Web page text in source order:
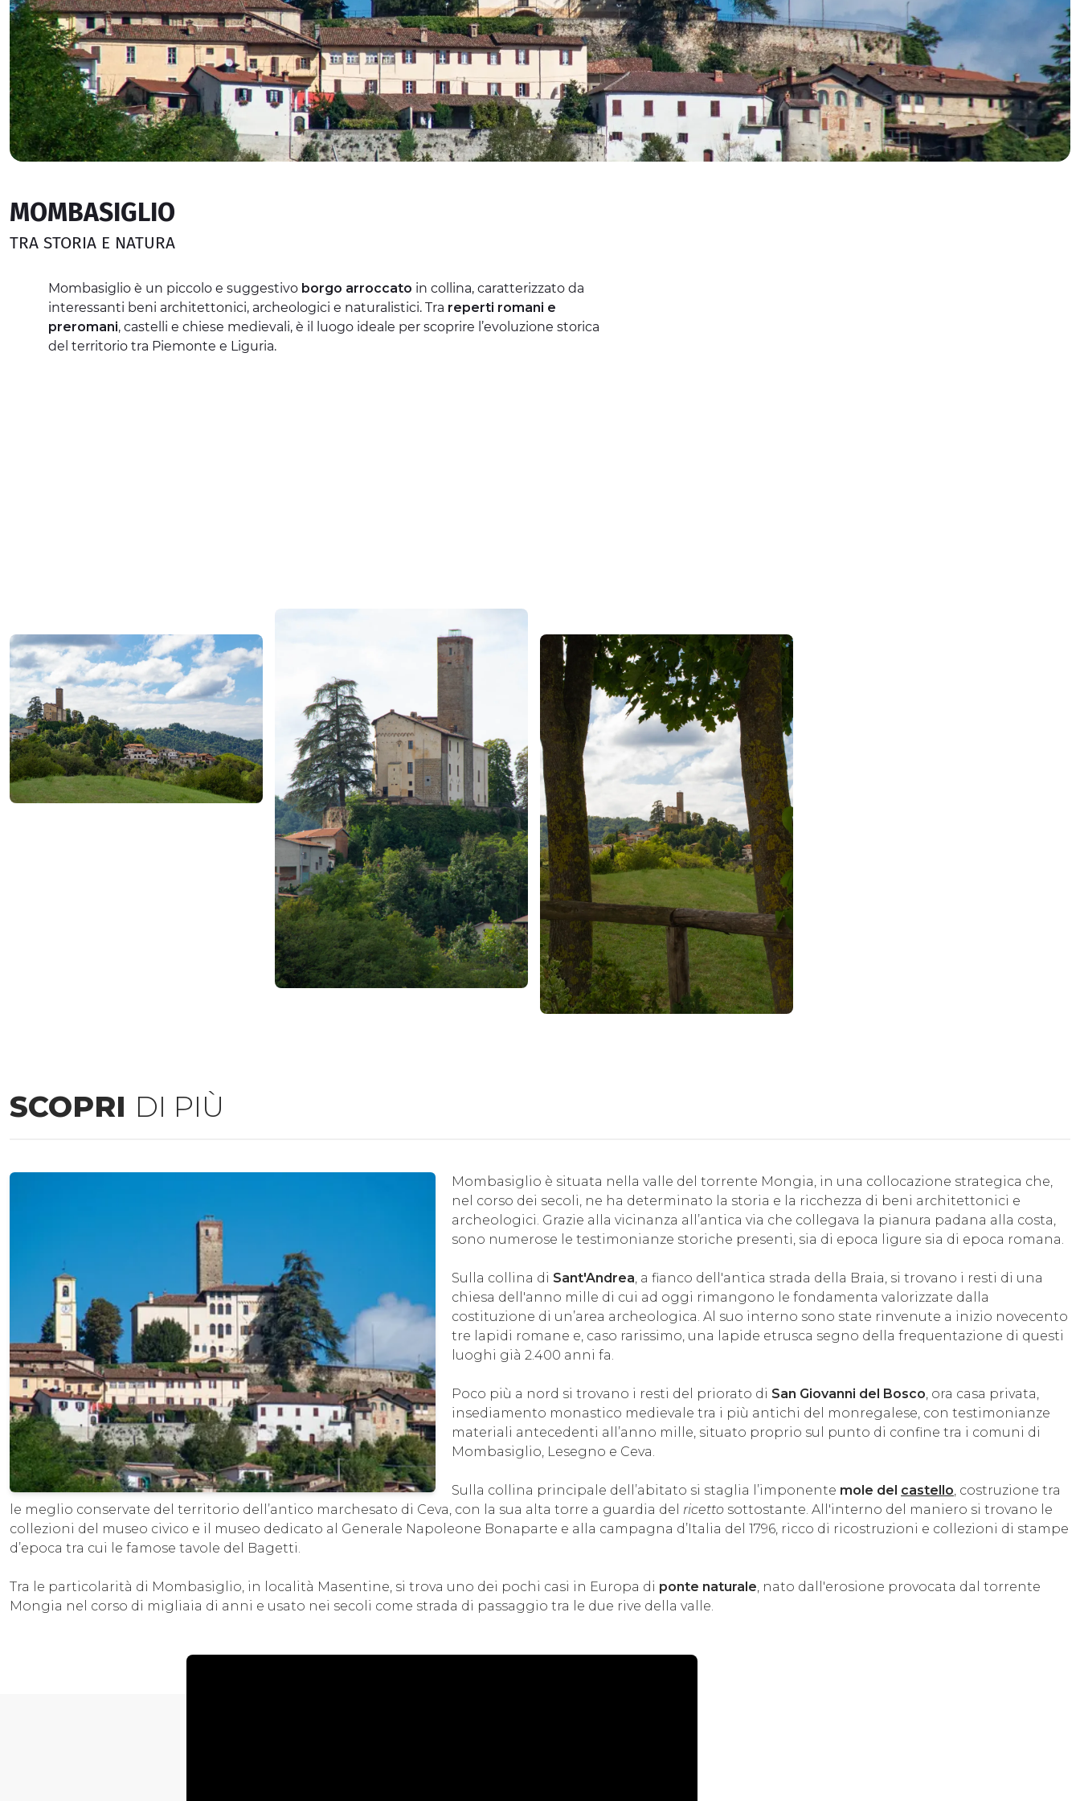
MOMBASIGLIO
TRA STORIA E NATURA
Mombasiglio è un piccolo e suggestivo borgo arroccato in collina, caratterizzato da
interessanti beni architettonici, archeologici e naturalistici. Tra reperti romani e
preromani, castelli e chiese medievali, è il luogo ideale per scoprire l’evoluzione storica
del territorio tra Piemonte e Liguria.
SCOPRI DI PIÙ
Mombasiglio è situata nella valle del torrente Mongia, in una collocazione strategica che,
nel corso dei secoli, ne ha determinato la storia e la ricchezza di beni architettonici e
archeologici. Grazie alla vicinanza all’antica via che collegava la pianura padana alla costa,
sono numerose le testimonianze storiche presenti, sia di epoca ligure sia di epoca romana.
Sulla collina di Sant'Andrea, a fianco dell'antica strada della Braia, si trovano i resti di una
chiesa dell'anno mille di cui ad oggi rimangono le fondamenta valorizzate dalla
costituzione di un’area archeologica. Al suo interno sono state rinvenute a inizio novecento
tre lapidi romane e, caso rarissimo, una lapide etrusca segno della frequentazione di questi
luoghi già 2.400 anni fa.
Poco più a nord si trovano i resti del priorato di San Giovanni del Bosco, ora casa privata,
insediamento monastico medievale tra i più antichi del monregalese, con testimonianze
materiali antecedenti all’anno mille, situato proprio sul punto di confine tra i comuni di
Mombasiglio, Lesegno e Ceva.
Sulla collina principale dell’abitato si staglia l’imponente mole del castello, costruzione tra
le meglio conservate del territorio dell’antico marchesato di Ceva, con la sua alta torre a guardia del ricetto sottostante. All'interno del maniero si trovano le
collezioni del museo civico e il museo dedicato al Generale Napoleone Bonaparte e alla campagna d’Italia del 1796, ricco di ricostruzioni e collezioni di stampe
d’epoca tra cui le famose tavole del Bagetti.
Tra le particolarità di Mombasiglio, in località Masentine, si trova uno dei pochi casi in Europa di ponte naturale, nato dall'erosione provocata dal torrente
Mongia nel corso di migliaia di anni e usato nei secoli come strada di passaggio tra le due rive della valle.